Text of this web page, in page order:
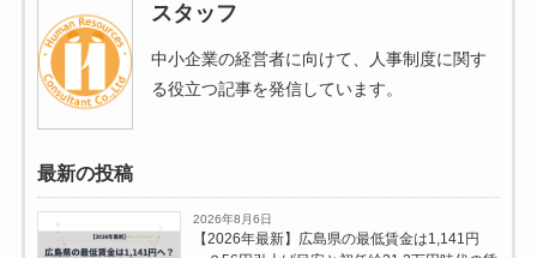
スタッフ
中小企業の経営者に向けて、人事制度に関す
る役立つ記事を発信しています。
最新の投稿
2026年8月6日
【2026年最新】広島県の最低賃金は1,141円